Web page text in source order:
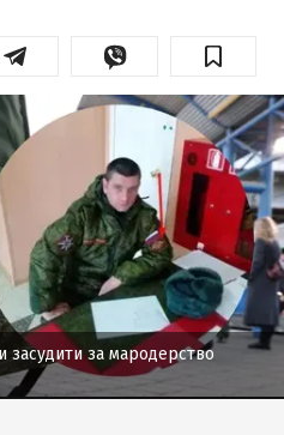
засудити за мародерство